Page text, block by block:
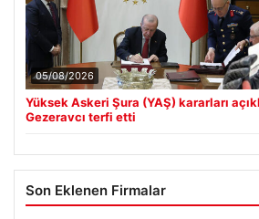
05/08/2026
Yüksek Askeri Şura (YAŞ) kararları
Gezeravcı terfi etti
Son Eklenen Firmalar